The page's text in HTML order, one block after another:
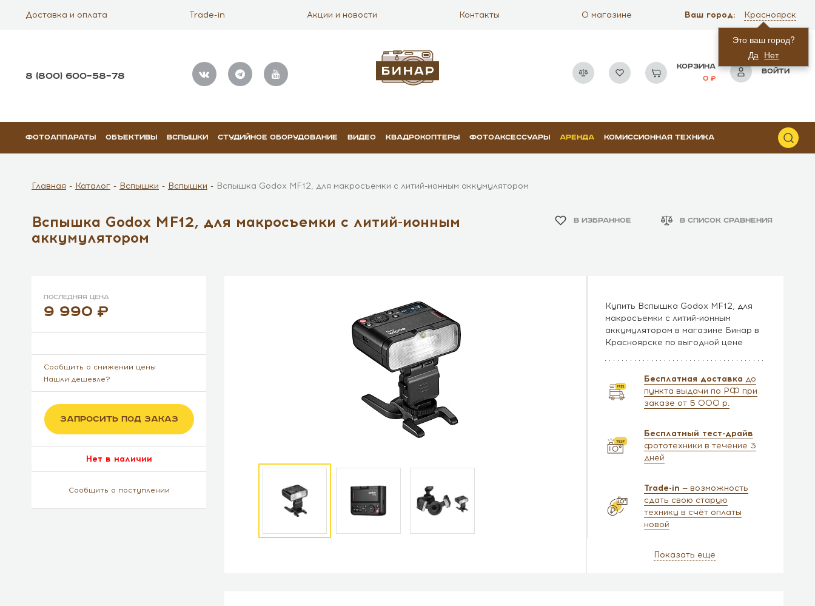
Доставка и оплата Trade-in Акции и новости Контакты О магазине Ваш город:
Это ваш город?
Да Нет
Красноярск
8 (800) 600–58–78
КОРЗИНА
0
ВОЙТИ
ФОТОАППАРАТЫ ОБЪЕКТИВЫ ВСПЫШКИ СТУДИЙНОЕ ОБОРУДОВАНИЕ ВИДЕО КВАДРОКОПТЕРЫ ФОТОАКСЕССУАРЫ АРЕНДА КОМИССИОННАЯ ТЕХНИКА
Главная Каталог Вспышки Вспышки Вспышка Godox MF12, для макросъемки с литий-ионным аккумулятором
Вспышка Godox MF12, для макросъемки с литий-ионным
аккумулятором
В ИЗБРАННОЕ В СПИСОК СРАВНЕНИЯ
Последняя цена
9 990
Сообщить о снижении цены
Нашли дешевле?
ЗАПРОСИТЬ ПОД ЗАКАЗ
Нет в наличии
Сообщить о поступлении
Купить Вспышка Godox MF12, для
макросъемки с литий-ионным
аккумулятором в магазине Бинар в
Красноярске по выгодной цене
Бесплатная доставка до
пункта выдачи по РФ при
заказе от 5 000 р.
Бесплатный тест-драйв
фототехники в течение 3
дней
Trade-in — возможность
сдать свою старую
технику в счёт оплаты
новой
Показать еще